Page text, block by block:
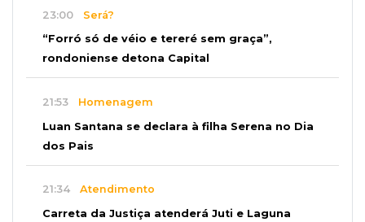
23:00 Será?
“Forró só de véio e tereré sem graça”,
rondoniense detona Capital
21:53 Homenagem
Luan Santana se declara à filha Serena no Dia
dos Pais
21:34 Atendimento
Carreta da Justiça atenderá Juti e Laguna